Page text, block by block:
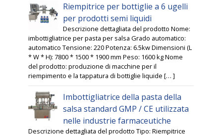
Riempitrice per bottiglie a 6 ugelli
per prodotti semi liquidi
Descrizione dettagliata del prodotto Nome:
imbottigliatrice per pasta per salsa Grado automatico:
automatico Tensione: 220 Potenza: 6.5kw Dimensioni (L
* W * H): 7800 * 1500 * 1900 mm Peso: 1600 kg Nome
del prodotto: produzione di macchine per il
riempimento e la tappatura di bottiglie liquide [… ]
Imbottigliatrice della pasta della
salsa standard GMP / CE utilizzata
nelle industrie farmaceutiche
Descrizione dettagliata del prodotto Tipo: Riempitrice